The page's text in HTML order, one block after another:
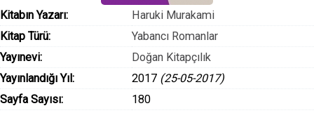
Kitabın Yazarı:
Haruki Murakami
Kitap Türü:
Yabancı Romanlar
Yayınevi:
Doğan Kitapçılık
Yayınlandığı Yıl:
2017 (25-05-2017)
Sayfa Sayısı:
180